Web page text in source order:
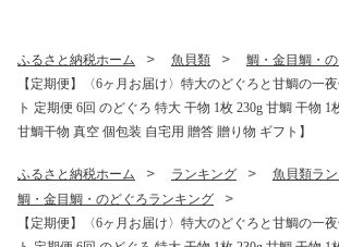
ふるさと納税ホーム 魚貝類
鯛・金目鯛・
【定期便】〈6ヶ月お届け〉特大のどぐろと甘鯛の一
ト 定期便 6回 のどぐろ 特大 干物 1枚 230g 甘鯛 干物 1
甘鯛干物 真空 個包装 自宅用 贈答 贈り物 ギフト】
ふるさと納税ホーム ランキング
魚貝類ラ
鯛・金目鯛・のどぐろランキング
【定期便】〈6ヶ月お届け〉特大のどぐろと甘鯛の一